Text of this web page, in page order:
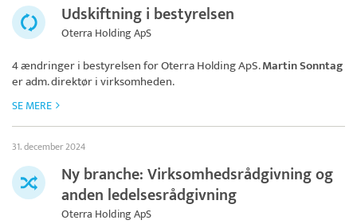
Udskiftning i bestyrelsen
Oterra Holding ApS
4 ændringer i bestyrelsen forOterra Holding ApS.Martin Sonntag
er adm. direktør i virksomheden.
SE MERE
31. december 2024
Ny branche: Virksomhedsrådgivning og
anden ledelsesrådgivning
Oterra Holding ApS